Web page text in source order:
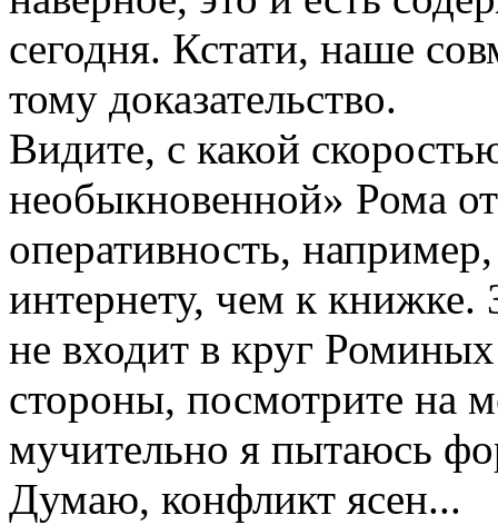
сегодня. Кстати, наше
тому доказательство.
Видите, с какой
необыкновенной» Рома
оперативность,
интернету, чем к книжке.
не входит в круг
стороны, посмотрите на
мучительно я пытаюсь
Думаю, конфликт ясен...